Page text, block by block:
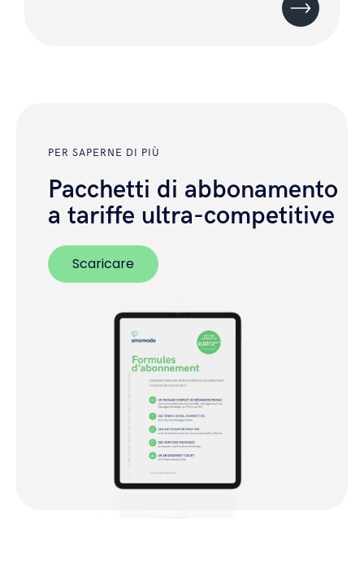
PER SAPERNE DI PIÙ
Pacchetti di abbonamento
a tariffe ultra-competitive
Scaricare